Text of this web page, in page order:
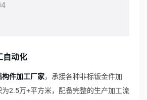
自动化
件加工厂家，承接各种非标钣金件加
2.5万+平方米，配备完整的生产加工流